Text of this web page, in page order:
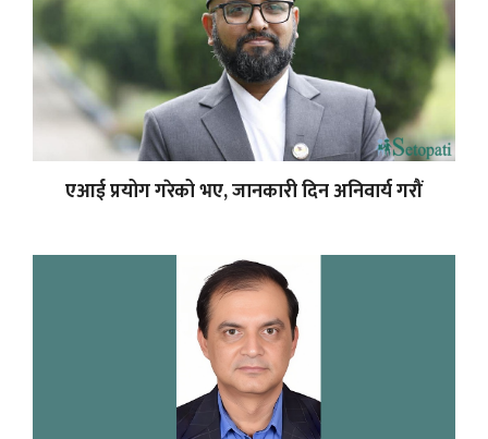
एआई प्रयोग गरेको भए, जानकारी दिन अनिवार्य गरौं